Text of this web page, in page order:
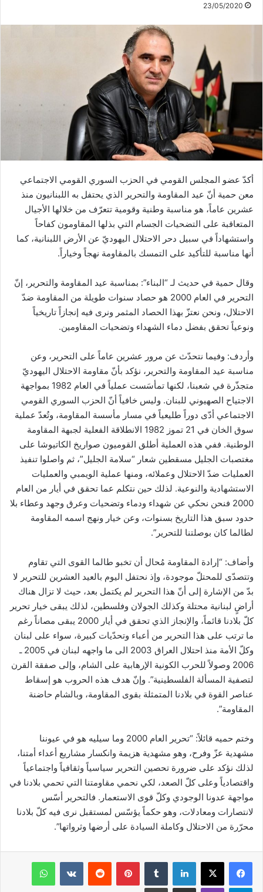
23/05/2020
أكدّ عضو المجلس القومي في الحزب السوري القومي الاجتماعي
معن حمية أنّ عيد المقاومة والتحرير الذي يحتفل به اللبنانيون منذ
عشرين عاماً، هو مناسبة وطنية وقومية تتعرّف من خلالها الأجيال
المتعاقبة على التضحيات الجسام التي بذلها المقاومون كفاحاً
واستشهاداً في سبيل دحر الاحتلال اليهوديّ عن الأرض اللبنانية، كما
أنها مناسبة للتأكيد على التمسك بالمقاومة نهجاً وخياراً.
وقال حمية في حديث لـ “البناء”: بمناسبة عيد المقاومة والتحرير، إنّ
التحرير في العام 2000 هو حصاد سنوات طويلة من المقاومة ضدّ
الاحتلال، ونحن نعتزّ بهذا الحصاد المثمر ونرى فيه إنجازاً تاريخياً
ونوعياً تحقق بفضل دماء الشهداء وتضحيات المقاومين.
وأردف: وفيما نتحدّث عن مرور عشرين عاماً على التحرير، وعن
مناسبة عيد المقاومة والتحرير، نؤكد بأنّ مقاومة الاحتلال اليهوديّ
متجذّرة في شعبنا، لكنها تمأسَست عملياً في العام 1982 بمواجهة
الاجتياح الصهيوني للبنان. وليس خافياً أنّ الحزب السوري القومي
الاجتماعي أدّى دوراً طليعياً في مسار مأسسة المقاومة، وتُعدّ عملية
سوق الخان في 21 تموز 1982 الانطلاقة الفعلية لجبهة المقاومة
الوطنية. ففي هذه العملية أطلق القوميون صواريخ الكاتيوشا على
مغتصبات الجليل مسقطين شعار “سلامة الجليل”، ثم واصلوا تنفيذ
العمليات ضدّ الاحتلال وعملائه، ومنها عملية الويمبي والعمليات
الاستشهادية والنوعية. لذلك حين نتكلم عما تحقق في أيار من العام
2000 فنحن نحكي عن شهداء ودماء وتضحيات وعرق وجهد وعطاء بلا
حدود سبق هذا التاريخ بسنوات، وعن خيار ونهج اسمه المقاومة
لطالما كان بوصلتنا للتحرير”.
وأضاف: “إرادة المقاومة مُحال أن تخبو طالما القوى التي تقاوم
وتتصدّى للمحتلّ موجودة، وإذ نحتفل اليوم بالعيد العشرين للتحرير لا
بدّ من الإشارة إلى أنّ هذا التحرير لم يكتمل بعد، حيث لا تزال هناك
أراضٍ لبنانية محتلة وكذلك الجولان وفلسطين، لذلك يبقى خيار تحرير
كلّ بلادنا قائماً، والإنجاز الذي تحقق في أيار 2000 يبقى مصاناً رغم
ما ترتب على هذا التحرير من أعباء وتحدّيات كبيرة، سواء على لبنان
وكلّ الأمة منذ احتلال العراق 2003 الى ما واجهه لبنان في 2005 ـ
2006 وصولاً للحرب الكونية الإرهابية على الشام، وإلى صفقة القرن
لتصفية المسألة الفلسطينية”. وإنّ هدف هذه الحروب هو إسقاط
عناصر القوة في بلادنا المتمثلة بقوى المقاومة، وبالشام حاضنة
المقاومة”.
وختم حميه قائلاً: “تحرير العام 2000 وما سيليه هو في عيوننا
مشهدية عزّ وفرح، وهو مشهدية هزيمة وانكسار مشاريع أعداء أمتنا،
لذلك نؤكد على ضرورة تحصين التحرير سياسياً وثقافياً واجتماعياً
واقتصادياً وعلى كلّ الصعد، لكي نحمي مقاومتنا التي تحمي بلادنا في
مواجهة عدونا الوجودي وكلّ قوى الاستعمار. فالتحرير أسّس
لانتصارات ومعادلات، وهو حكماً يؤسّس لمستقبل نرى فيه كلّ بلادنا
محرّرة من الاحتلال وكاملة السيادة على أرضها وثرواتها”.
فيسبوك لينكدإن بينتيريست